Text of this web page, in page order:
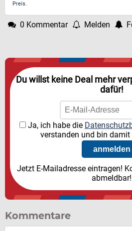
Preis.
0 Kommentar Melden
Du willst keine Deal mehr
dafür!
Ja, ich habe die
verstanden und bin damit
Jetzt E-Mailadresse eintragen!
abmeldbar!
Kommentare